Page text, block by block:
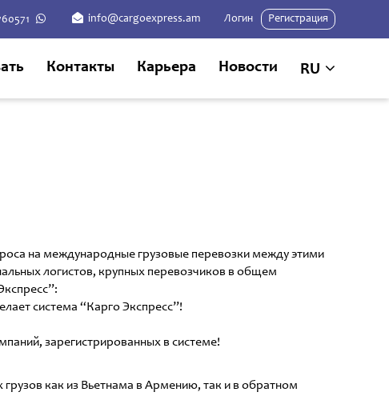
info@cargoexpress.am Логин Регистрация
Контакты Карьера Новости RU
на международные грузовые перевозки между этими
логистов, крупных перевозчиков в общем
система “Карго Экспресс”!
зарегистрированных в системе!
как из Вьетнама в Армению, так и в обратном